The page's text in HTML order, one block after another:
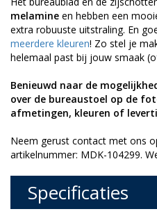
melamine en hebben een
extra robuuste uitstraling. En
meerdere kleuren! Zo stel je
helemaal past bij jouw smaak
Benieuwd naar de
over de bureaustoel op de
afmetingen, kleuren of
Neem gerust contact met ons
artikelnummer: MDK-104299.
Specificaties